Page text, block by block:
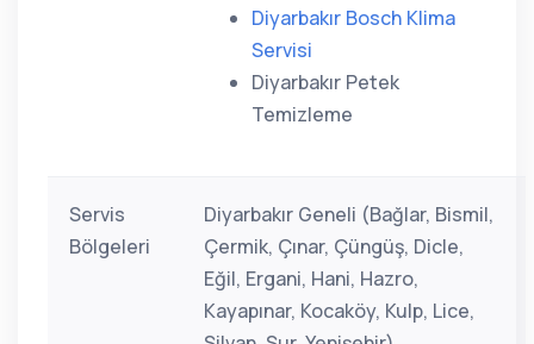
Diyarbakır Bosch Klima
Servisi
Diyarbakır Petek
Temizleme
Servis
Bölgeleri
Diyarbakır Geneli (Bağlar, Bismil,
Çermik, Çınar, Çüngüş, Dicle,
Eğil, Ergani, Hani, Hazro,
Kayapınar, Kocaköy, Kulp, Lice,